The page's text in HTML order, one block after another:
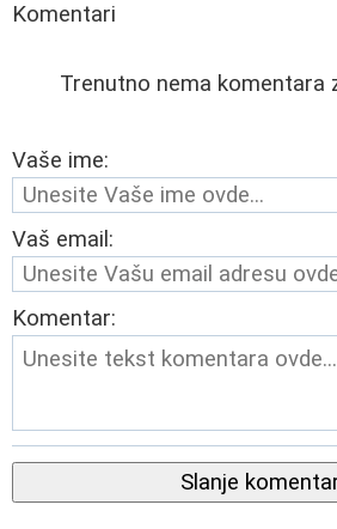
Komentari
Trenutno nema komentara
Vaše ime:
Vaš email:
Komentar:
Slanje